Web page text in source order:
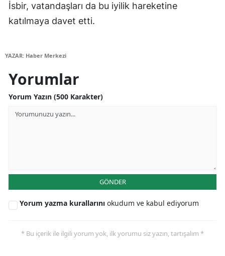
Konya
Niğde
Rize
İsbir, vatandaşları da bu iyilik hareketine
katılmaya davet etti.
YAZAR: Haber Merkezi
Yorumlar
Yorum Yazın (500 Karakter)
GÖNDER
Yorum yazma kurallarını okudum ve kabul ediyorum
* Bu içerik ile ilgili yorum yok, ilk yorumu siz yazın, tartışalım *